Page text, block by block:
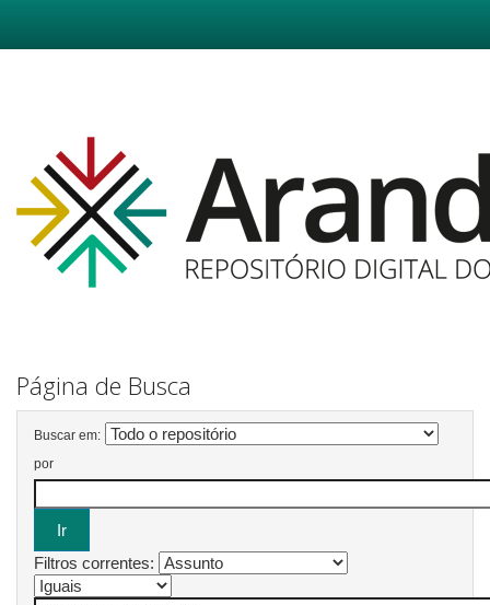
Página de Busca
Buscar em:
por
Filtros correntes: